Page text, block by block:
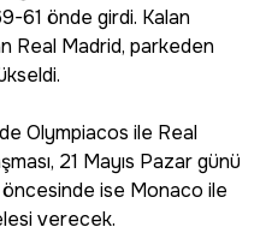
61 önde girdi. Kalan
Real Madrid, parkeden
Olympiacos ile Real
21 Mayıs Pazar günü
öncesinde ise Monaco ile
verecek.